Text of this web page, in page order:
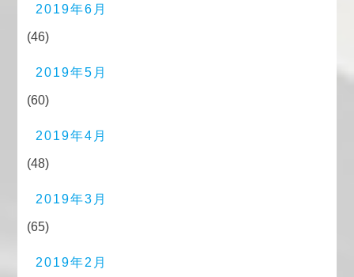
2019年6月
(46)
2019年5月
(60)
2019年4月
(48)
2019年3月
(65)
2019年2月